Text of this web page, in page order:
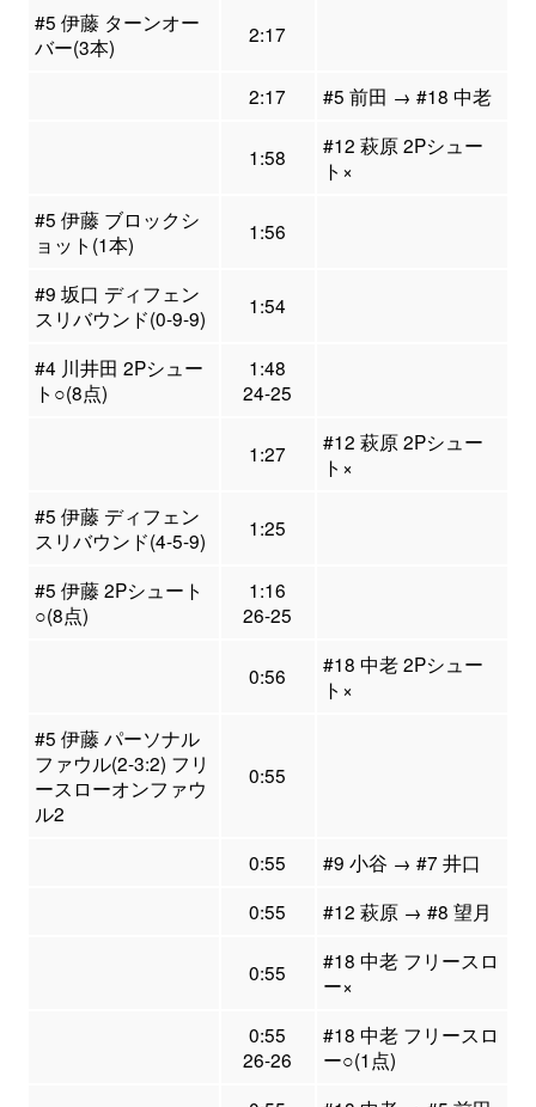
#5 伊藤 ターンオー
バー(3本)
2:17
2:17 #5 前田 → #18 中老
1:58
#12 萩原 2Pシュー
ト×
#5 伊藤 ブロックシ
ョット(1本)
1:56
#9 坂口 ディフェン
スリバウンド(0-9-9)
1:54
#4 川井田 2Pシュー
ト○(8点)
1:48
24-25
1:27
#12 萩原 2Pシュー
ト×
#5 伊藤 ディフェン
スリバウンド(4-5-9)
1:25
#5 伊藤 2Pシュート
○(8点)
1:16
26-25
0:56
#18 中老 2Pシュー
ト×
#5 伊藤 パーソナル
ファウル(2-3:2) フリ
ースローオンファウ
ル2
0:55
0:55
#9 小谷 → #7 井口
0:55
#12 萩原 → #8 望月
0:55
#18 中老 フリースロ
ー×
0:55
26-26
#18 中老 フリースロ
ー○(1点)